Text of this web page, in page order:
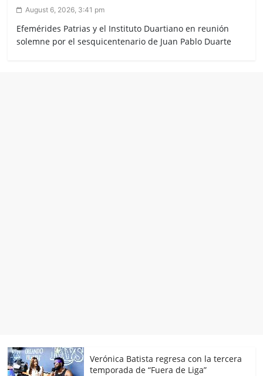
August 6, 2026, 3:41 pm
Efemérides Patrias y el Instituto Duartiano en reunión
solemne por el sesquicentenario de Juan Pablo Duarte
Verónica Batista regresa con la tercera
temporada de “Fuera de Liga”